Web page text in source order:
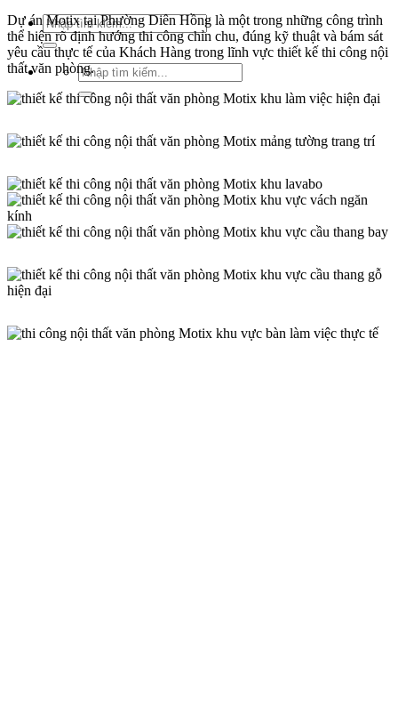
Tìm
kiếm:
Tìm
kiếm:
Dự án Motix tại Phường Diên Hồng là một trong những công trình
thể hiện rõ định hướng thi công chỉn chu, đúng kỹ thuật và bám sát
yêu cầu thực tế của Khách Hàng trong lĩnh vực thiết kế thi công nội
thất văn phòng.